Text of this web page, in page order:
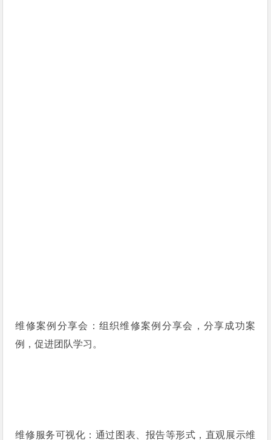
维修案例分享会：组织维修案例分享会，分享成功案
例，促进团队学习。
维修服务可视化：通过图表、报告等形式，直观展示维